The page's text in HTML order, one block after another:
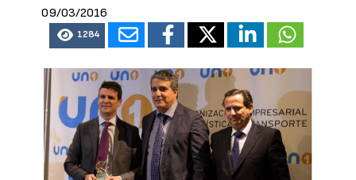
09/03/2016
1284